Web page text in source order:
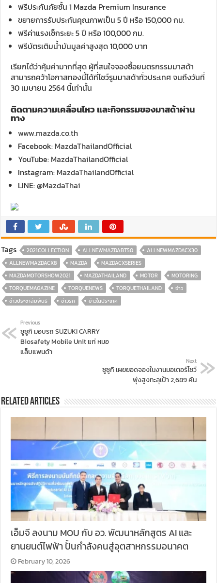
ฟรีประกันภัยชั้น 1 Mazda Premium Insurance
ขยายการรับประกันคุณภาพเป็น 5 ปี หรือ 150,000 กม.
ฟรีค่าแรงเช็กระยะ 5 ปี หรือ 100,000 กม.
ฟรีบัตรเติมน้ำมันมูลค่าสูงสุด 10,000 บาท
เรียกได้ว่าคุ้มค่ามากที่สุด ผู้ที่สนใจจองซื้อยนตรกรรมมาสด้า
สามารถคว้าโอกาสทองนี้ได้ที่โชว์รูมมาสด้าทั่วประเทศ จนถึงวันที่
30 เมษายน 2564 นี้เท่านั้น
ติดตามความเคลื่อนไหว และกิจกรรมของมาสด้าผ่าน
ทาง
www.mazda.co.th
Facebook: MazdaThailandOfficial
YouTube: MazdaThailandOfficial
Instagram: MazdaThailandOfficial
LINE:@MazdaThai
Tags 2021COLLECTION ALLNEWMAZDABT50
ALLNEWMAZDACX30
ALLNEWMAZDACX8
MAZDA
MAZDACXSERIES
MAZDAMOTORSHOW2021
MAZDATHAILAND MOTOR
MOTORING
TORQUEMAGAZINE
TORQUENEWS TORQUETHAILAND
ข่าว
ข่าวประชาสัมพันธ์
ข่าวรถ ข่าวในประเทศ
Previous
ซูซูกิ มอบรถ SUZUKI CARRY
Biosafety Mobile Unit แก่ หมอ
แล็บแพนด้า
Next
ซูซูกิ เผยยอดจองในงานมอเตอร์โชว์
พุ่งสูงทะลุเป้า 2,689 คัน
Related Articles
เอ็มจี ลงนาม MOU กับ อว. พัฒนาหลักสูตร AI และ
ยานยนต์ไฟฟ้า ปั้นกำลังคนสู่อุตสาหกรรมอนาคต
February 10, 2026